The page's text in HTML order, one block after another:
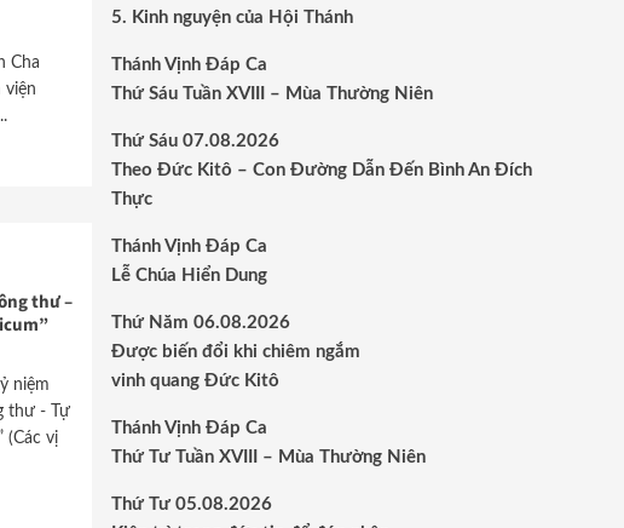
Cha
viện
thư –
niệm
thư - Tự
(Các vị
5. Kinh nguyện của Hội Thánh
Thánh Vịnh Đáp Ca
Thứ Sáu Tuần XVIII – Mùa Thường Niên
Thứ Sáu 07.08.2026
Theo Đức Kitô – Con Đường Dẫn Đến Bình An Đích
Thực
Thánh Vịnh Đáp Ca
Lễ Chúa Hiển Dung
Thứ Năm 06.08.2026
Được biến đổi khi chiêm ngắm
vinh quang Đức Kitô
Thánh Vịnh Đáp Ca
Thứ Tư Tuần XVIII – Mùa Thường Niên
Thứ Tư 05.08.2026